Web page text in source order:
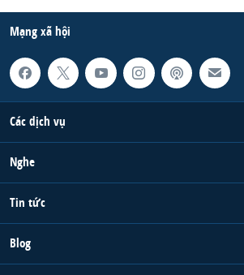
Mạng xã hội
Các dịch vụ
Nghe
Tin tức
Blog